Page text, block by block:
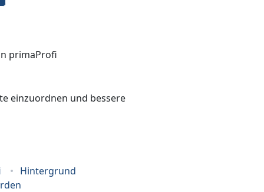
einzuordnen und bessere
Hintergrund